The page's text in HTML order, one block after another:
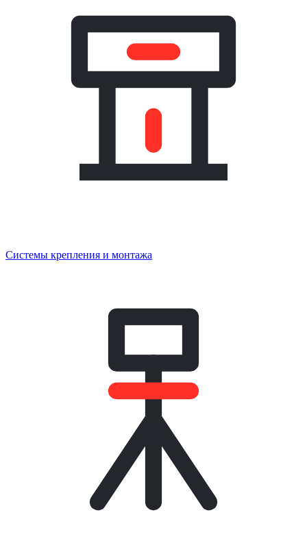
Системы крепления и монтажа